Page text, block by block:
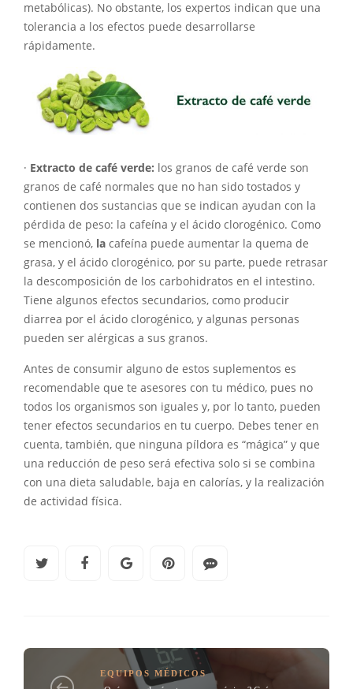
metabólicas). No obstante, los expertos indican que una
tolerancia a los efectos puede desarrollarse
rápidamente.
· Extracto de café verde: los granos de café verde son
granos de café normales que no han sido tostados y
contienen dos sustancias que se indican ayudan con la
pérdida de peso: la cafeína y el ácido clorogénico. Como
se mencionó, la cafeína puede aumentar la quema de
grasa, y el ácido clorogénico, por su parte, puede retrasar
la descomposición de los carbohidratos en el intestino.
Tiene algunos efectos secundarios, como producir
diarrea por el ácido clorogénico, y algunas personas
pueden ser alérgicas a sus granos.
Antes de consumir alguno de estos suplementos es
recomendable que te asesores con tu médico, pues no
todos los organismos son iguales y, por lo tanto, pueden
tener efectos secundarios en tu cuerpo. Debes tener en
cuenta, también, que ninguna píldora es “mágica” y que
una reducción de peso será efectiva solo si se combina
con una dieta saludable, baja en calorías, y la realización
de actividad física.
EQUIPOS MÉDICOS